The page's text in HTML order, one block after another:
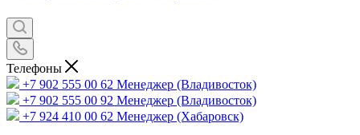
Телефоны
+7 902 555 00 62 Менеджер (Владивосток)
+7 902 555 00 92 Менеджер (Владивосток)
+7 924 410 00 62 Менеджер (Хабаровск)